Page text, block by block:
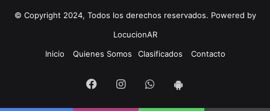
© Copyright 2024, Todos los derechos reservados. Powered by
LocucionAR
Inicio
Quienes Somos Clasificados Contacto
FacebookInstagramWhatsapp